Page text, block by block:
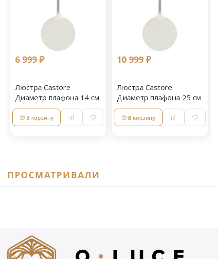
6 999 ₽
Люстра Castore
Диаметр плафона 14 см
В корзину
10 999 ₽
Люстра Castore
Диаметр плафона 25 см
В корзину
ПРОСМАТРИВАЛИ